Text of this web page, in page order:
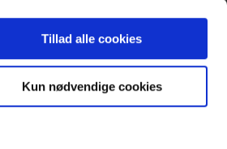
Tillad alle cookies
Kun nødvendige cookies
ogForstå.dk.